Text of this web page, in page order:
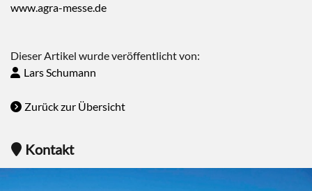
www.agra-messe.de
Dieser Artikel wurde veröffentlicht von:
Lars Schumann
Zurück zur Übersicht
Kontakt